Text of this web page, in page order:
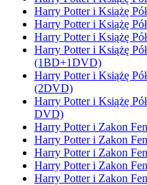
Harry Potter i Książę
Harry Potter i Książę
Harry Potter i Książę
Harry Potter i Książę
(1BD+1DVD)
Harry Potter i Książę
(2DVD)
Harry Potter i Książę
DVD)
Harry Potter i Zakon
Harry Potter i Zakon
Harry Potter i Zakon
Harry Potter i Zakon
Harry Potter i Zakon